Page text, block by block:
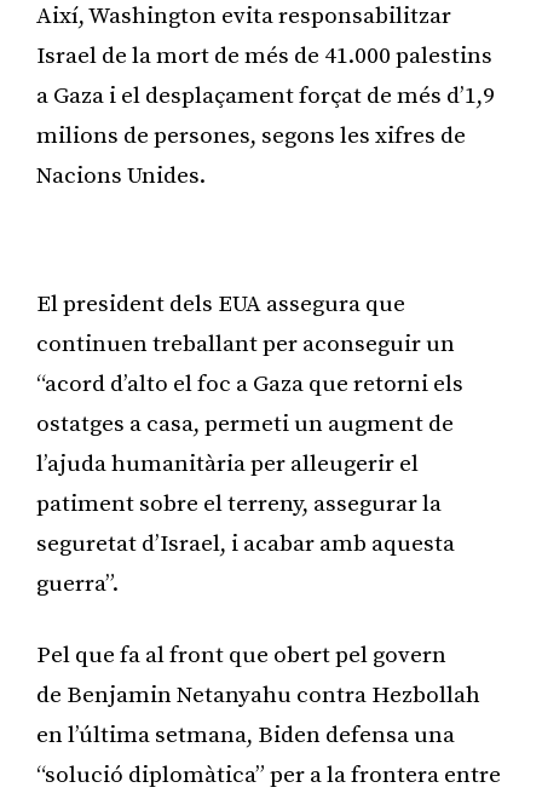
Així, Washington evita responsabilitzar
Israel de la mort de més de 41.000 palestins
a Gaza i el desplaçament forçat de més d’1,9
milions de persones, segons les xifres de
Nacions Unides.
El president dels EUA assegura que
continuen treballant per aconseguir un
“acord d’alto el foc a Gaza que retorni els
ostatges a casa, permeti un augment de
l’ajuda humanitària per alleugerir el
patiment sobre el terreny, assegurar la
seguretat d’Israel, i acabar amb aquesta
guerra”.
Pel que fa al front que obert pel govern
de Benjamin Netanyahu contra Hezbollah
en l’última setmana, Biden defensa una
“solució diplomàtica” per a la frontera entre